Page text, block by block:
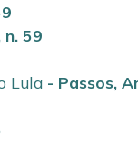
n. 59
Lula - Passos,